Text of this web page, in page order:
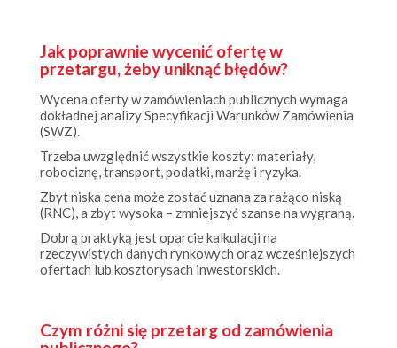
przetargu, żeby uniknąć błędów?
Wycena oferty w zamówieniach publicznych wymaga
dokładnej analizy Specyfikacji Warunków Zamówienia
(SWZ).
Trzeba uwzględnić wszystkie koszty: materiały,
robociznę, transport, podatki, marżę i ryzyka.
Zbyt niska cena może zostać uznana za rażąco niską
(RNC), a zbyt wysoka – zmniejszyć szanse na wygraną.
Dobrą praktyką jest oparcie kalkulacji na
rzeczywistych danych rynkowych oraz wcześniejszych
ofertach lub kosztorysach inwestorskich.
publicznego?